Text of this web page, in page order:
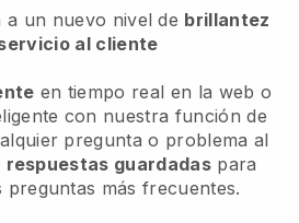
un nuevo nivel de brillantez
al cliente
en tiempo real en la web o
con nuestra función de
pregunta o problema al
respuestas guardadaspara
preguntas más frecuentes.